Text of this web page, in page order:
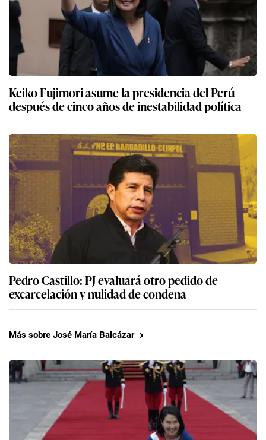
Keiko Fujimori asume la presidencia del Perú
después de cinco años de inestabilidad política
Pedro Castillo: PJ evaluará otro pedido de
excarcelación y nulidad de condena
Más sobre José María Balcázar